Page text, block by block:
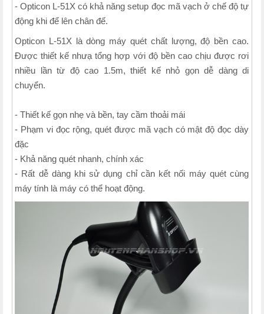
- Opticon L-51X có khả năng setup đọc mã vạch ở chế độ tự
động khi để lên chân đế.
Opticon L-51X là dòng máy quét chất lượng, độ bền cao.
Được thiết kế nhưạ tổng hợp với độ bền cao chịu được rơi
nhiều lần từ độ cao 1.5m, thiết kế nhỏ gọn dễ dàng di
chuyển.
- Thiết kế gọn nhẹ và bền, tay cầm thoải mái
- Phạm vi đọc rộng, quét được mã vạch có mật độ đọc dày
đặc
- Khả năng quét nhanh, chính xác
- Rất dễ dàng khi sử dụng chỉ cần kết nối máy quét cùng
máy tính là máy có thể hoạt động.